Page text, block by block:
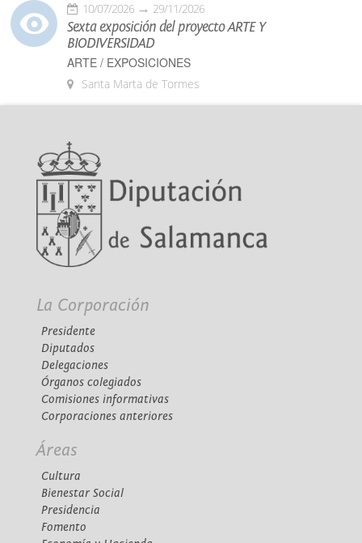
10/07/2026 29/11/2026
Sexta exposición del proyecto ARTE Y
BIODIVERSIDAD
ARTE / EXPOSICIONES
Santa Marta de Tormes
La Corporación
Presidente
Diputados
Delegaciones
Órganos colegiados
Comisiones informativas
Corporaciones anteriores
Áreas
Cultura
Bienestar Social
Presidencia
Fomento